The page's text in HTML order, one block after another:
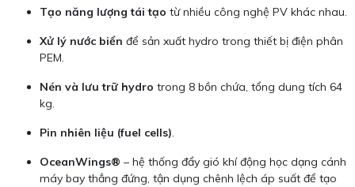
Tạo năng lượng tái tạo từ nhiều công nghệ PV khác nhau.
Xử lý nước biển để sản xuất hydro trong thiết bị điện phân
PEM.
Nén và lưu trữ hydro trong 8 bồn chứa, tổng dung tích 64
kg.
Pin nhiên liệu (fuel cells).
OceanWings® – hệ thống đẩy gió khí động học dạng cánh
máy bay thẳng đứng, tận dụng chênh lệch áp suất để tạo